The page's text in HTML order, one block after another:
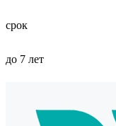
срок
до 7 лет